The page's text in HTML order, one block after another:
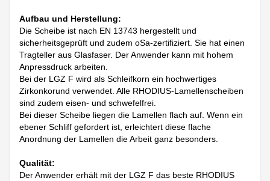
Aufbau und Herstellung:
Die Scheibe ist nach EN 13743 hergestellt und
sicherheitsgeprüft und zudem oSa-zertifiziert. Sie hat einen
Tragteller aus Glasfaser. Der Anwender kann mit hohem
Anpressdruck arbeiten.
Bei der LGZ F wird als Schleifkorn ein hochwertiges
Zirkonkorund verwendet. Alle RHODIUS-Lamellenscheiben
sind zudem eisen- und schwefelfrei.
Bei dieser Scheibe liegen die Lamellen flach auf. Wenn ein
ebener Schliff gefordert ist, erleichtert diese flache
Anordnung der Lamellen die Arbeit ganz besonders.
Qualität:
Der Anwender erhält mit der LGZ F das beste RHODIUS